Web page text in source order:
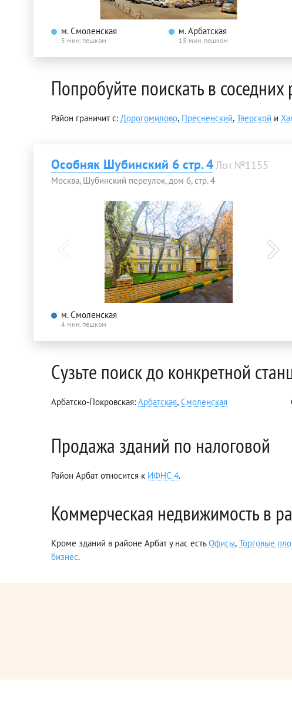
м. Смоленская
5 мин. пешком
м. Арбатская
15 мин. пешком
Попробуйте поискать в соседних
Район граничит с: Дорогомилово, Пресненский, Тверской и
Особняк Шубинский 6 стр. 4Лот №1155
Москва, Шубинский переулок, дом 6, стр. 4
м. Смоленская
4 мин. пешком
Сузьте поиск до конкретной
Арбатско-Покровская: Арбатская, Смоленская
Продажа зданий по налоговой
Район Арбат относится к ИФНС 4.
Коммерческая недвижимость в
Кроме зданий в районе Арбат у нас естьОфисы, Торговые
бизнес.